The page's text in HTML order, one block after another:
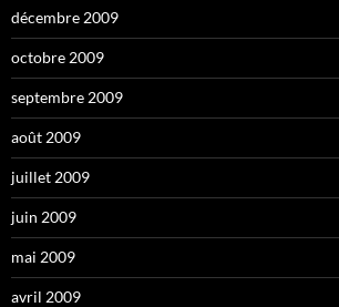
décembre 2009
octobre 2009
septembre 2009
août 2009
juillet 2009
juin 2009
mai 2009
avril 2009